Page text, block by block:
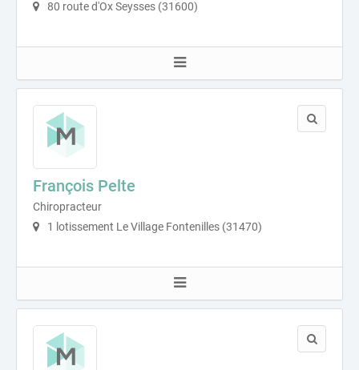
80 route d'Ox Seysses (31600)
François Pelte
Chiropracteur
1 lotissement Le Village Fontenilles (31470)